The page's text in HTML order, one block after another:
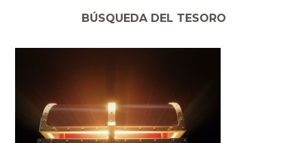
BÚSQUEDA DEL TESORO